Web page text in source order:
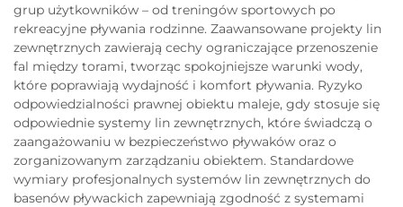
grup użytkowników – od treningów sportowych po
rekreacyjne pływania rodzinne. Zaawansowane projekty lin
zewnętrznych zawierają cechy ograniczające przenoszenie
fal między torami, tworząc spokojniejsze warunki wody,
które poprawiają wydajność i komfort pływania. Ryzyko
odpowiedzialności prawnej obiektu maleje, gdy stosuje się
odpowiednie systemy lin zewnętrznych, które świadczą o
zaangażowaniu w bezpieczeństwo pływaków oraz o
zorganizowanym zarządzaniu obiektem. Standardowe
wymiary profesjonalnych systemów lin zewnętrznych do
basenów pływackich zapewniają zgodność z systemami